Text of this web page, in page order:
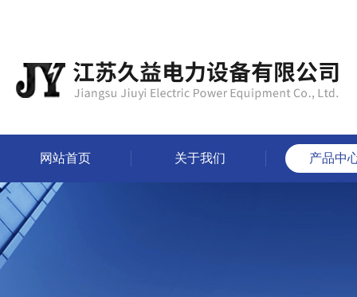
网站首页 关于我们 产品中